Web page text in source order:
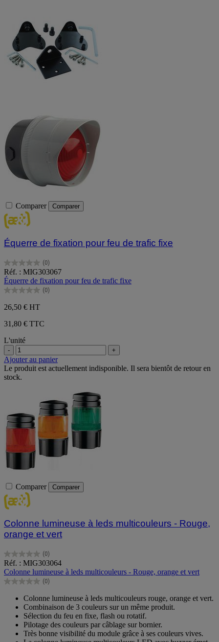
Comparer Comparer
Équerre de fixation pour feu de trafic fixe
(0)
0.0
sur
5
étoiles.
Réf. : MIG303067
Équerre de fixation pour feu de trafic fixe
(0)
0.0
sur
5
étoiles.
26,50 € HT
31,80 € TTC
L'unité
- +
Ajouter au panier
Le produit est actuellement indisponible. Il sera bientôt de retour en
stock.
Comparer Comparer
Colonne lumineuse à leds multicouleurs - Rouge,
orange et vert
(0)
0.0
sur
5
étoiles.
Réf. : MIG303064
Colonne lumineuse à leds multicouleurs - Rouge, orange et vert
(0)
0.0
étoiles.
Colonne lumineuse à leds multicouleurs rouge, orange et vert.
Combinaison de 3 couleurs sur un même produit.
Sélection du feu en fixe, flash ou rotatif.
Pilotage des couleurs par câblage sur bornier.
Très bonne visibilité du module grâce à ses couleurs vives.